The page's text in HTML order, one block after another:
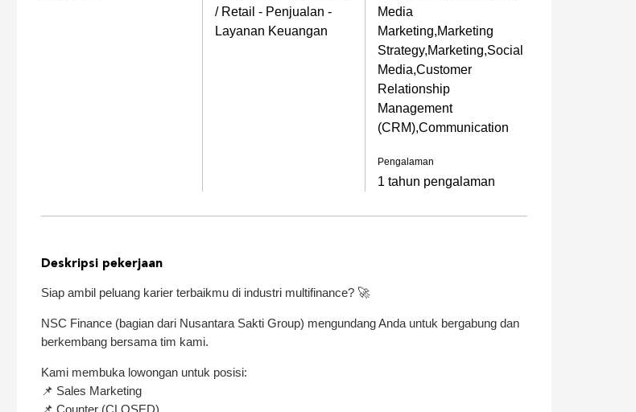
/ Retail - Penjualan -
Layanan Keuangan
Media
Marketing,Marketing
Strategy,Marketing,Social
Media,Customer
Relationship
Management
(CRM),Communication
Pengalaman
1 tahun pengalaman
Deskripsi pekerjaan
Siap ambil peluang karier terbaikmu di industri multifinance? 🚀
NSC Finance (bagian dari Nusantara Sakti Group) mengundang Anda untuk bergabung dan
berkembang bersama tim kami.
Kami membuka lowongan untuk posisi:
📌 Sales Marketing
📌 Counter (CLOSED)